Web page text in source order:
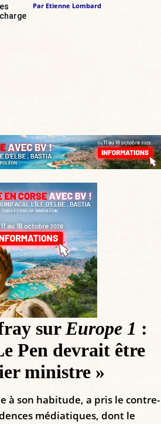
Par Etienne Lombard
surEurope 1 :
Pen devrait être
ministre »
à son habitude, a pris le contre-
médiatiques, dont le